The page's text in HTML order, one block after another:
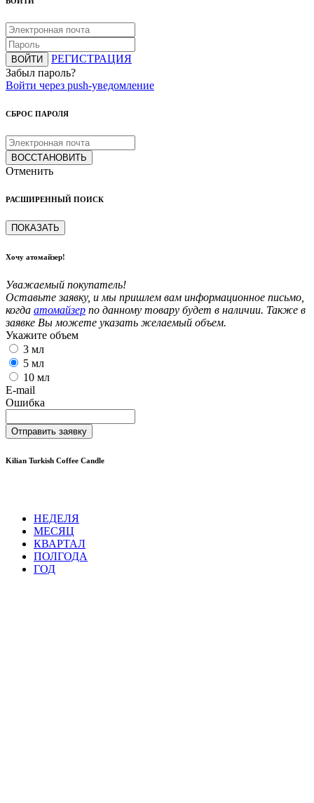
ВОЙТИ
РЕГИСТРАЦИЯ
Забыл пароль?
Войти через push-уведомление
СБРОС ПАРОЛЯ
ВОССТАНОВИТЬ
Отменить
РАСШИРЕННЫЙ ПОИСК
ПОКАЗАТЬ
Хочу атомайзер!
Уважаемый покупатель!
Оставьте заявку, и мы пришлем вам информационное письмо,
когда атомайзер по данному товару будет в наличии. Также в
заявке Вы можете указать желаемый объем.
Укажите объем
3 мл
5 мл
10 мл
E-mail
Ошибка
Отправить заявку
Kilian Turkish Coffee Candle
НЕДЕЛЯ
МЕСЯЦ
КВАРТАЛ
ПОЛГОДА
ГОД